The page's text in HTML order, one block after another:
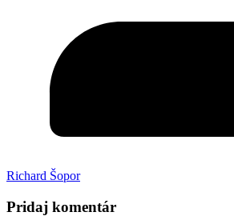
Richard Šopor
Pridaj komentár